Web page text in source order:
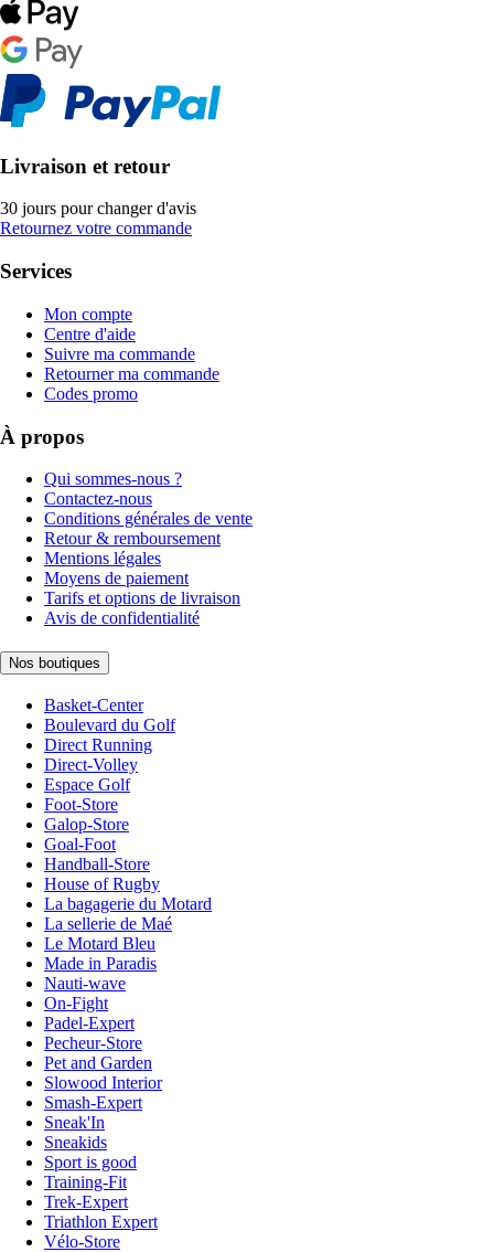
Livraison et retour
30 jours pour changer d'avis
Retournez votre commande
Services
Mon compte
Centre d'aide
Suivre ma commande
Retourner ma commande
Codes promo
À propos
Qui sommes-nous ?
Contactez-nous
Conditions générales de vente
Retour & remboursement
Mentions légales
Moyens de paiement
Tarifs et options de livraison
Avis de confidentialité
Nos boutiques
Basket-Center
Boulevard du Golf
Direct Running
Direct-Volley
Espace Golf
Foot-Store
Galop-Store
Goal-Foot
Handball-Store
House of Rugby
La bagagerie du Motard
La sellerie de Maé
Le Motard Bleu
Made in Paradis
Nauti-wave
On-Fight
Padel-Expert
Pecheur-Store
Pet and Garden
Slowood Interior
Smash-Expert
Sneak'In
Sneakids
Sport is good
Training-Fit
Trek-Expert
Triathlon Expert
Vélo-Store